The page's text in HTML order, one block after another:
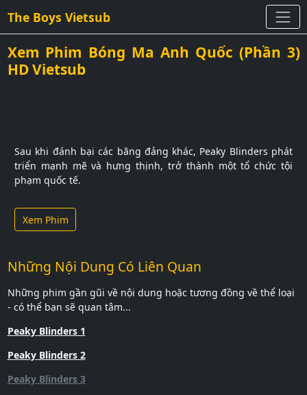
The Boys Vietsub
Xem Phim Bóng Ma Anh Quốc (Phần 3)
HD Vietsub
Sau khi đánh bại các băng đảng khác, Peaky Blinders phát
triển mạnh mẽ và hưng thịnh, trở thành một tổ chức tội
phạm quốc tế.
Xem Phim
Những Nội Dung Có Liên Quan
Những phim gần gũi về nội dung hoặc tương đồng về thể loại
- có thể bạn sẽ quan tâm...
Peaky Blinders 1
Peaky Blinders 2
Peaky Blinders 3